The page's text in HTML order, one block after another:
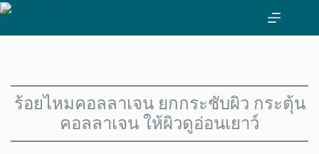
ข้าม
ร้อยไหมคอลลาเจน ยกกระชับผิว กระตุ้น
คอลลาเจน ให้ผิวดูอ่อนเยาว์